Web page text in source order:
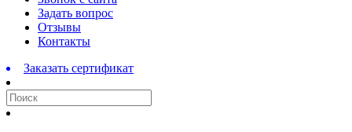
содержимому
Задать вопрос
Отзывы
Контакты
Заказать сертификат